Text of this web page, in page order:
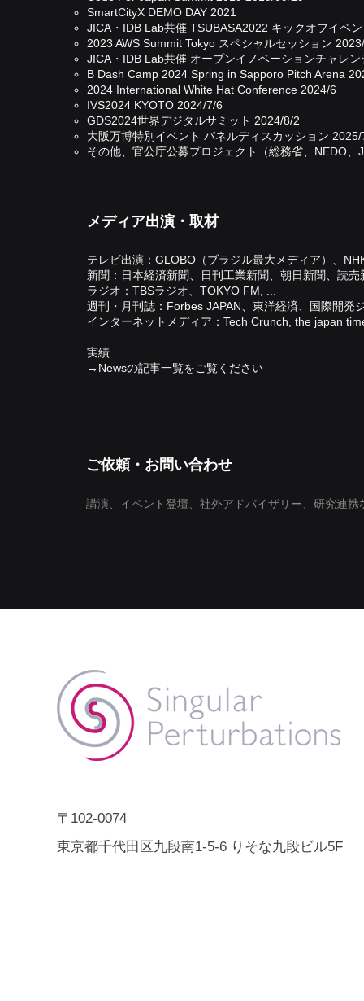
SmartCityX DEMO DAY 2021
JICA・IDB Lab共催 TSUBASA2022 キックオフイベ
2023 AWS Summit Tokyo スペシャルセッション
JICA・IDB Lab共催 オープンイノベーションチャレ
B Dash Camp 2024 Spring in Sapporo Pitch Arena
2024 International White Hat Conference 2024/6
IVS2024 KYOTO 2024/7/6
GDS2024世界デジタルサミット 2024/8/2
大阪万博特別イベント パネルディスカッション
その他、 官公庁公募プロジェクト（総務省、NEDO、
メディア出演・​取材
テレビ出演：GLOBO（ブラジル最大メディア）、
新聞：日本経済新聞、日刊工業新聞、朝日新聞、読
ラジオ：TBSラジオ、TOKYO FM, ...
週刊・月刊誌：Forbes JAPAN、東洋経済、国際開発
インターネットメディア：Tech Crunch, the japan
実績
​→Newsの記事一覧をご覧ください
ご依頼・お問い合わせ
講演、イベント登壇、社外アドバイザリー、研究連
〒102-0074
東京都千代田区九段南1-5-6 りそな九段ビル5F